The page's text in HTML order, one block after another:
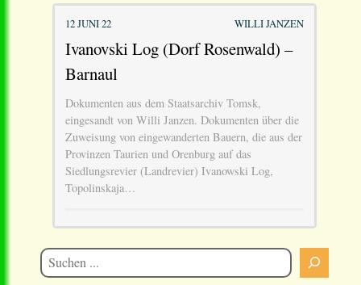
12 JUNI 22 WILLI JANZEN
Ivanovski Log (Dorf Rosenwald) –
Barnaul
Dokumenten aus dem Staatsarchiv Tomsk,
eingesandt von Willi Janzen. Dokumenten über die
Zuweisung von eingewanderten Bauern, die aus der
Provinzen Taurien und Orenburg auf das
Siedlungsrevier (Landrevier) Ivanowski Log,
Topolinskaja…